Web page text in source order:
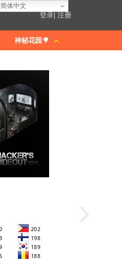
登录| 注册
神秘花园🌳
简体中文